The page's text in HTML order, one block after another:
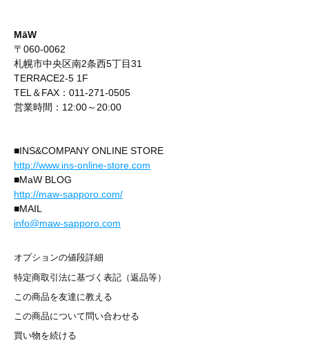
MāW
〒060-0062
札幌市中央区南2条西5丁目31
TERRACE2-5 1F
TEL＆FAX：011-271-0505
営業時間：12:00～20:00
■INS&COMPANY ONLINE STORE
http://www.ins-online-store.com
■MaW BLOG
http://maw-sapporo.com/
■MAIL
info@maw-sapporo.com
オプションの値段詳細
特定商取引法に基づく表記（返品等）
この商品を友達に教える
この商品について問い合わせる
買い物を続ける